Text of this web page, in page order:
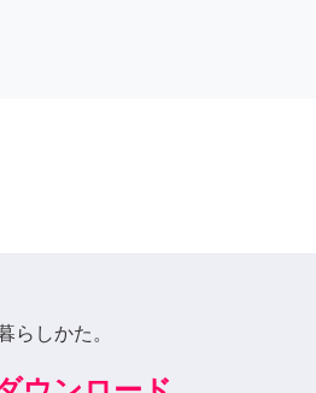
らしかた。